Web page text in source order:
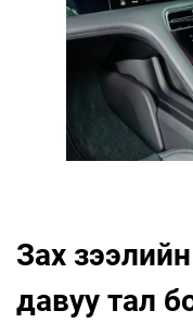
Зах
давуу тал